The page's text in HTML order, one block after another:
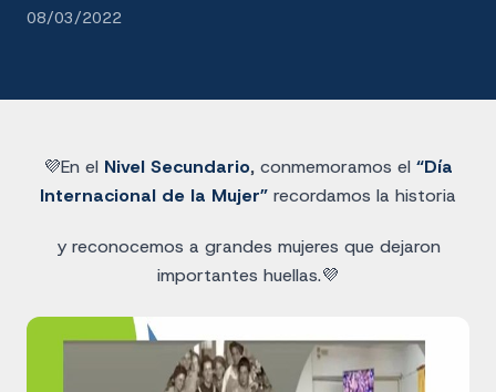
08/03/2022
💜En el Nivel Secundario, conmemoramos el “Día
Internacional de la Mujer” recordamos la historia
y reconocemos a grandes mujeres que dejaron
importantes huellas.💜